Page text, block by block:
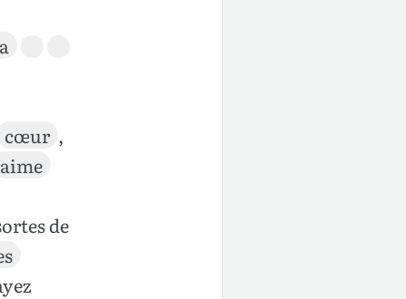
cœur ,
aime
de